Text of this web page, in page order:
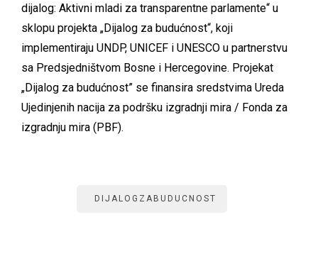
dijalog: Aktivni mladi za transparentne parlamente“ u
sklopu projekta „Dijalog za budućnost“, koji
implementiraju UNDP, UNICEF i UNESCO u partnerstvu
sa Predsjedništvom Bosne i Hercegovine. Projekat
„Dijalog za budućnost” se finansira sredstvima Ureda
Ujedinjenih nacija za podršku izgradnji mira / Fonda za
izgradnju mira (PBF).
DIJALOGZABUDUCNOST